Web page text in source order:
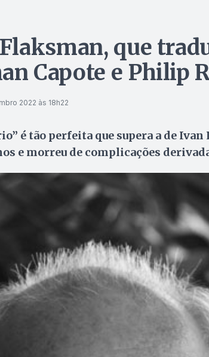
que
Capote e Philip
2022 às 18h22
é tão perfeita que supera a de
e morreu de complicações